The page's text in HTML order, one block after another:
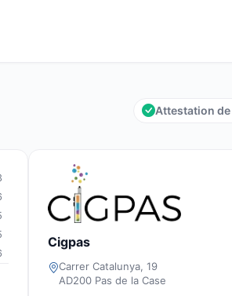
Attestation
Cigpas
Carrer Catalunya, 19
AD200 Pas de la Case